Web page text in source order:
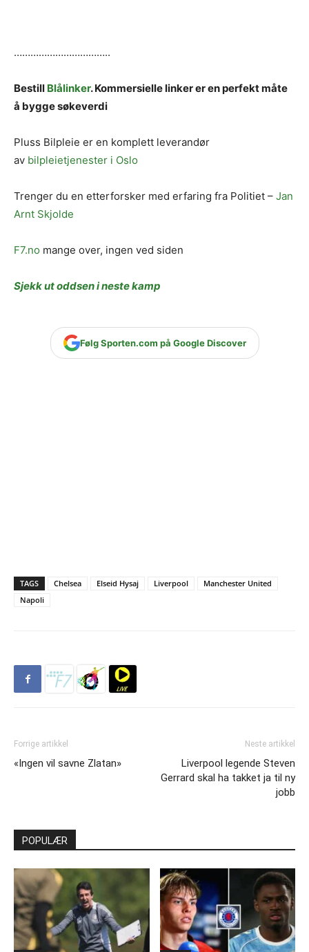
……………………………..
Bestill Blålinker. Kommersielle linker er en perfekt måte
å bygge søkeverdi
Pluss Bilpleie er en komplett leverandør
av bilpleietjenester i Oslo
Trenger du en etterforsker med erfaring fra Politiet – Jan
Arnt Skjolde
F7.no mange over, ingen ved siden
Sjekk ut oddsen i neste kamp
Følg Sporten.com på Google Discover
TAGS Chelsea Elseid Hysaj Liverpool
Manchester United
Napoli
Forrige artikkel
«Ingen vil savne Zlatan»
Neste artikkel
Liverpool legende Steven
Gerrard skal ha takket ja til ny
jobb
POPULÆR